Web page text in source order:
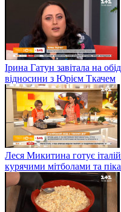
Ірина Гатун завітала на
відносини з Юрієм Ткачем
Леся Микитина готує
курячими мітболами та